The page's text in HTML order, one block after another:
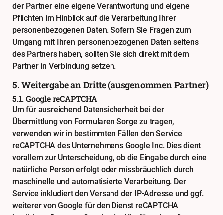
der Partner eine eigene Verantwortung und eigene
Pflichten im Hinblick auf die Verarbeitung Ihrer
personenbezogenen Daten. Sofern Sie Fragen zum
Umgang mit Ihren personenbezogenen Daten seitens
des Partners haben, sollten Sie sich direkt mit dem
Partner in Verbindung setzen.
5. Weitergabe an Dritte (ausgenommen Partner)
5.1. Google reCAPTCHA
Um für ausreichend Datensicherheit bei der
Übermittlung von Formularen Sorge zu tragen,
verwenden wir in bestimmten Fällen den Service
reCAPTCHA des Unternehmens Google Inc. Dies dient
vorallem zur Unterscheidung, ob die Eingabe durch eine
natürliche Person erfolgt oder missbräuchlich durch
maschinelle und automatisierte Verarbeitung. Der
Service inkludiert den Versand der IP-Adresse und ggf.
weiterer von Google für den Dienst reCAPTCHA